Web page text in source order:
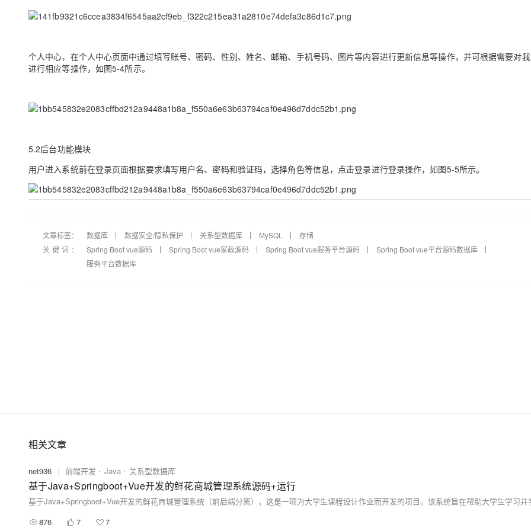
个人中心，在个人中心页面中通过填写账号、密码、性别、姓名、邮箱、手机号码、图片等内容进行更新信息等操作，并可根据需要对
进行相应等操作，如图5-4所示。
5.2后台功能模块
用户进入系统前在登录页面根据要求填写用户名、密码和验证码，选择角色等信息，点击登录进行登录操作，如图5-5所示。
文章标签： 数据库 数据安全/隐私保护 关系型数据库 MySQL
存储
关键词：
Spring Boot vue源码 Spring Boot vue家政源码 Spring Boot vue服务平台源码
Spring Boot vue平台源码数据库
服务平台数据库
相关文章
net936 | 前端开发 Java 关系型数据库
基于Java+Springboot+Vue开发的鲜花商城管理系统源码+运行
876 7 7